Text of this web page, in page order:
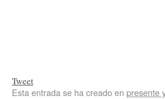
Tweet
Esta entrada se ha creado en presente